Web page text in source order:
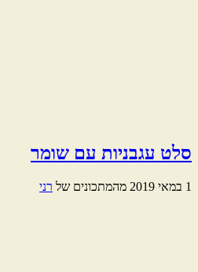
סלט עגבניות עם שומר
1 במאי 2019 מהמתכונים של רני